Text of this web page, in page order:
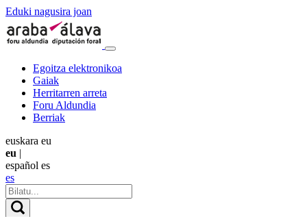
Eduki nagusira joan
Egoitza elektronikoa
Gaiak
Herritarren arreta
Foru Aldundia
Berriak
euskara eu
eu |
español es
es